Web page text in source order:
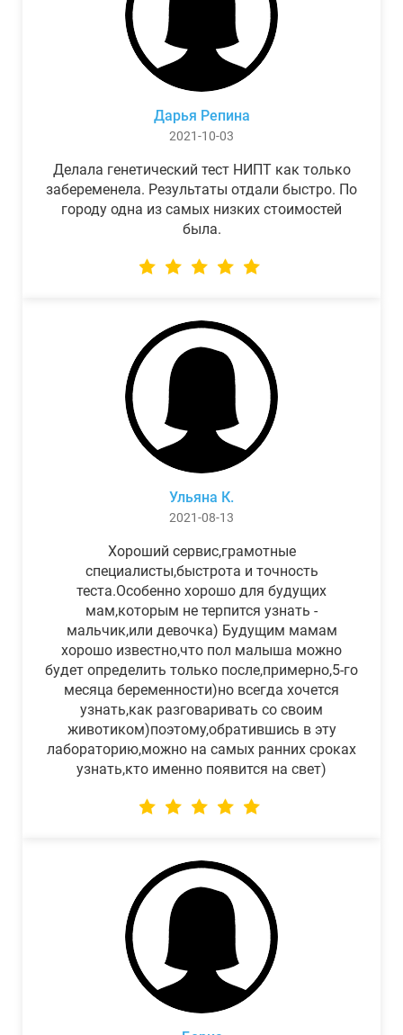
Дарья Репина
2021-10-03
Делала генетический тест НИПТ как только
забеременела. Результаты отдали быстро. По
городу одна из самых низких стоимостей
была.
Ульяна К.
2021-08-13
Хороший сервис,грамотные
специалисты,быстрота и точность
теста.Особенно хорошо для будущих
мам,которым не терпится узнать -
мальчик,или девочка) Будущим мамам
хорошо известно,что пол малыша можно
будет определить только после,примерно,5-го
месяца беременности)но всегда хочется
узнать,как разговаривать со своим
животиком)поэтому,обратившись в эту
лабораторию,можно на самых ранних сроках
узнать,кто именно появится на свет)